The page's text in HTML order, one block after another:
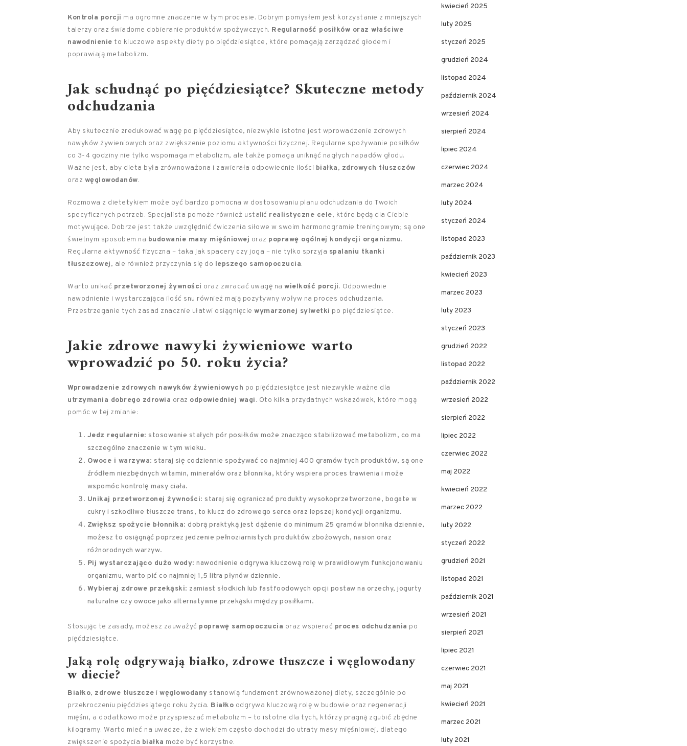
Kontrola porcji ma ogromne znaczenie w tym procesie. Dobrym pomysłem jest korzystanie z mniejszych
talerzy oraz świadome dobieranie produktów spożywczych. Regularność posiłków oraz właściwe
nawodnienie to kluczowe aspekty diety po pięćdziesiątce, które pomagają zarządzać głodem i
poprawiają metabolizm.
Jak schudnąć po pięćdziesiątce? Skuteczne metody
odchudzania
Aby skutecznie zredukować wagę po pięćdziesiątce, niezwykle istotne jest wprowadzenie zdrowych
nawyków żywieniowych oraz zwiększenie poziomu aktywności fizycznej. Regularne spożywanie posiłków
co 3-4 godziny nie tylko wspomaga metabolizm, ale także pomaga uniknąć nagłych napadów głodu.
Ważne jest, aby dieta była zrównoważona i zawierała odpowiednie ilości białka, zdrowych tłuszczów
oraz węglowodanów.
Rozmowa z dietetykiem może być bardzo pomocna w dostosowaniu planu odchudzania do Twoich
specyficznych potrzeb. Specjalista pomoże również ustalić realistyczne cele, które będą dla Ciebie
motywujące. Dobrze jest także uwzględnić ćwiczenia siłowe w swoim harmonogramie treningowym; są one
świetnym sposobem na budowanie masy mięśniowej oraz poprawę ogólnej kondycji organizmu.
Regularna aktywność fizyczna – taka jak spacery czy joga – nie tylko sprzyja spalaniu tkanki
tłuszczowej, ale również przyczynia się do lepszego samopoczucia.
Warto unikać przetworzonej żywności oraz zwracać uwagę na wielkość porcji. Odpowiednie
nawodnienie i wystarczająca ilość snu również mają pozytywny wpływ na proces odchudzania.
Przestrzeganie tych zasad znacznie ułatwi osiągnięcie wymarzonej sylwetki po pięćdziesiątce.
Jakie zdrowe nawyki żywieniowe warto
wprowadzić po 50. roku życia?
Wprowadzenie zdrowych nawyków żywieniowych po pięćdziesiątce jest niezwykle ważne dla
utrzymania dobrego zdrowia oraz odpowiedniej wagi. Oto kilka przydatnych wskazówek, które mogą
pomóc w tej zmianie:
Jedz regularnie: stosowanie stałych pór posiłków może znacząco stabilizować metabolizm, co ma
szczególne znaczenie w tym wieku.
Owoce i warzywa: staraj się codziennie spożywać co najmniej 400 gramów tych produktów, są one
źródłem niezbędnych witamin, minerałów oraz błonnika, który wspiera proces trawienia i może
wspomóc kontrolę masy ciała.
Unikaj przetworzonej żywności: staraj się ograniczać produkty wysokoprzetworzone, bogate w
cukry i szkodliwe tłuszcze trans, to klucz do zdrowego serca oraz lepszej kondycji organizmu.
Zwiększ spożycie błonnika: dobrą praktyką jest dążenie do minimum 25 gramów błonnika dziennie,
możesz to osiągnąć poprzez jedzenie pełnoziarnistych produktów zbożowych, nasion oraz
różnorodnych warzyw.
Pij wystarczająco dużo wody: nawodnienie odgrywa kluczową rolę w prawidłowym funkcjonowaniu
organizmu, warto pić co najmniej 1,5 litra płynów dziennie.
Wybieraj zdrowe przekąski: zamiast słodkich lub fastfoodowych opcji postaw na orzechy, jogurty
naturalne czy owoce jako alternatywne przekąski między posiłkami.
Stosując te zasady, możesz zauważyć poprawę samopoczucia oraz wspierać proces odchudzania po
pięćdziesiątce.
Jaką rolę odgrywają białko, zdrowe tłuszcze i węglowodany
w diecie?
Białko, zdrowe tłuszcze i węglowodany stanowią fundament zrównoważonej diety, szczególnie po
przekroczeniu pięćdziesiątego roku życia. Białko odgrywa kluczową rolę w budowie oraz regeneracji
mięśni, a dodatkowo może przyspieszać metabolizm – to istotne dla tych, którzy pragną zgubić zbędne
kilogramy. Warto mieć na uwadze, że z wiekiem często dochodzi do utraty masy mięśniowej, dlatego
zwiększenie spożycia białka może być korzystne.
kwiecień 2025
luty 2025
styczeń 2025
grudzień 2024
listopad 2024
październik 2024
wrzesień 2024
sierpień 2024
lipiec 2024
czerwiec 2024
marzec 2024
luty 2024
styczeń 2024
listopad 2023
październik 2023
kwiecień 2023
marzec 2023
luty 2023
styczeń 2023
grudzień 2022
listopad 2022
październik 2022
wrzesień 2022
sierpień 2022
lipiec 2022
czerwiec 2022
maj 2022
kwiecień 2022
marzec 2022
luty 2022
styczeń 2022
grudzień 2021
listopad 2021
październik 2021
wrzesień 2021
sierpień 2021
lipiec 2021
czerwiec 2021
maj 2021
kwiecień 2021
marzec 2021
luty 2021